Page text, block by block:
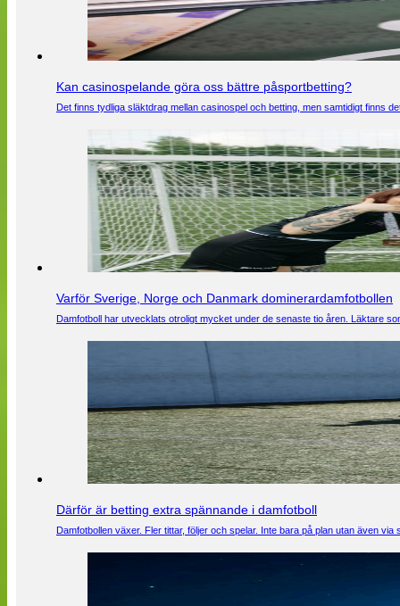
Kan casinospelande göra oss bättre påsportbetting?
Det finns tydliga släktdrag mellan casinospel och betting, men samtidigt finns
Varför Sverige, Norge och Danmark dominerardamfotbollen
Damfotboll har utvecklats otroligt mycket under de senaste tio åren. Läktare
Därför är betting extra spännande i damfotboll
Damfotbollen växer. Fler tittar, följer och spelar. Inte bara på plan utan även